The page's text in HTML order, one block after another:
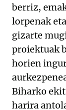
berriz,
lorpenak
gizarte
proiektuak
horien
Biharko
harira